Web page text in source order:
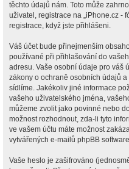
těchto údajů nám. Toto může
uživatel, registrace na „iPhone.cz -
registrace, když jste přihlášeni.
Váš účet bude přinejmenším
používané při přihlašování do
adresu. Vaše osobní údaje pro váš
zákony o ochraně osobních údajů
sídlíme. Jakékoliv jiné informace
vašeho uživatelského jména,
můžeme zvolit jako povinné nebo
možnost rozhodnout, zda-li tyto
ve vašem účtu máte možnost
vytvářených e-mailů phpBB
Vaše heslo je zašifrováno